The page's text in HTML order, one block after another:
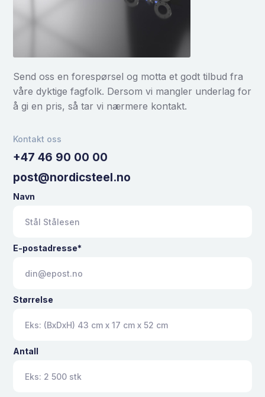
Send oss en forespørsel og motta et godt tilbud fra
våre dyktige fagfolk. Dersom vi mangler underlag for
å gi en pris, så tar vi nærmere kontakt.
Kontakt oss
+47 46 90 00 00
post@nordicsteel.no
Navn
E-postadresse*
Størrelse
Antall